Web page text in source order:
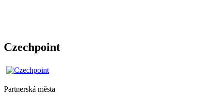
Czechpoint
Partnerská města